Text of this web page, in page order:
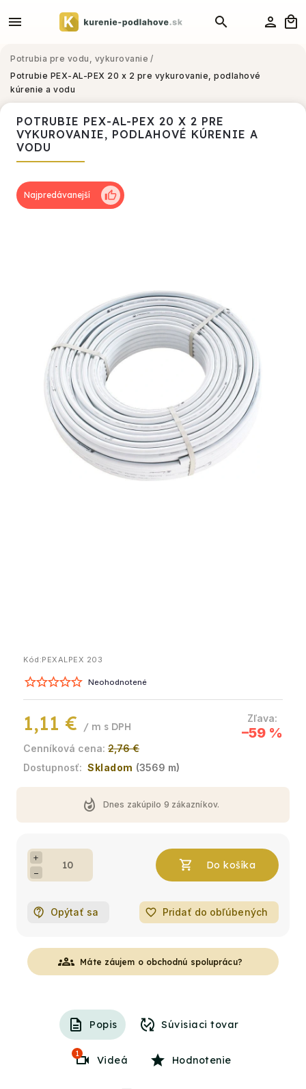
Potrubia pre vodu, vykurovanie /
Potrubie PEX-AL-PEX 20 x 2 pre vykurovanie, podlahové
kúrenie a vodu
POTRUBIE PEX-AL-PEX 20 X 2 PRE
VYKUROVANIE, PODLAHOVÉ KÚRENIE A
VODU
Kód:PEXALPEX 203
Neohodnotené
2,76 €
–59 %
1,11 € / m
Skladom (3569 m)
whatshot Dnes zakúpilo 9 zákazníkov.
+
−
Opýtať sa favorite_border Pridať do obľúbených
groups Máte záujem o obchodnú spoluprácu?
Popis Súvisiaci tovar
1
Videá Hodnotenie